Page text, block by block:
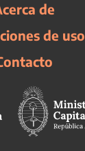
de
de uso